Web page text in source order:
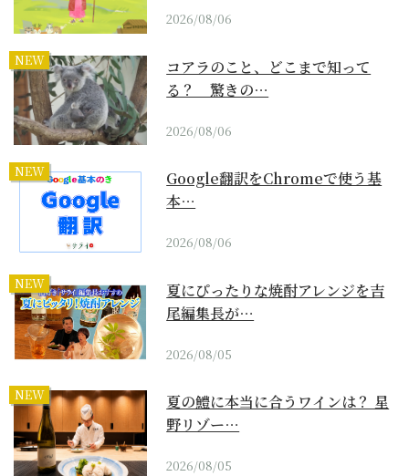
2026/08/06
NEW
コアラのこと、どこまで知って
る？ 驚きの…
2026/08/06
NEW
Google翻訳をChromeで使う基
本…
2026/08/06
NEW
夏にぴったりな焼酎アレンジを吉
尾編集長が…
2026/08/05
NEW
夏の鱧に本当に合うワインは？ 星
野リゾー…
2026/08/05